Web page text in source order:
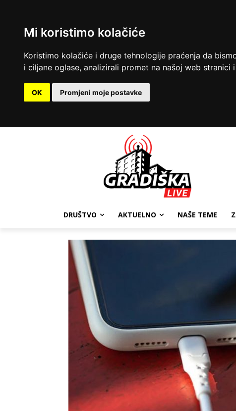
Mi koristimo kolačiće
Koristimo kolačiće i druge tehnologije praćenja da
i ciljane oglase, analizirali promet na našoj web
OK Promjeni moje postavke
DRUŠTVO AKTUELNO NAŠE TEME